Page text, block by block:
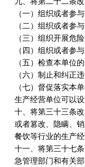
（一）组织或者参
（二）组织或者参
（三）组织开展危
（四）组织或者参
（五）检查本单位
（六）制止和纠正
（七）督促落实本
生产经营单位可以
十、将第三十三条
或者篡改、隐瞒、
餐饮等行业的生产
十一、将第三十七
急管理部门和有关